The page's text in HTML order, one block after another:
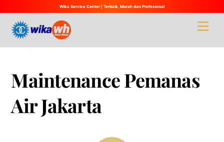
Wika Service Center | Terbaik, Murah dan Profesional
content
Maintenance Pemanas
Air Jakarta